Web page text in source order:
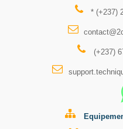
* (+237)
(+237)